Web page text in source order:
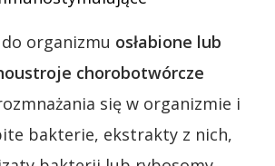
organizmu osłabione lub
chorobotwórcze
się w organizmie i
bakterie, ekstrakty z nich,